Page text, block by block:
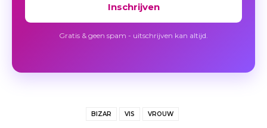
Inschrijven
Gratis & geen spam - uitschrijven kan altijd.
BIZAR VIS VROUW